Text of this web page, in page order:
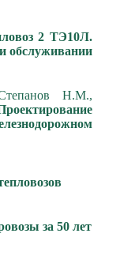
2 ТЭ10Л.
обслуживании
Н.М.,
за 50 лет